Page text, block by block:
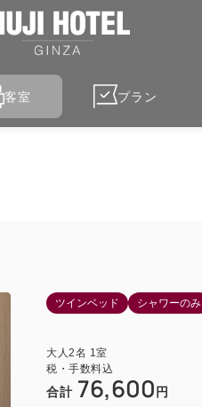
客室 プラン
ツインベッド シャワーのみ
大人2名 1室
税・手数料込
合計 76,600 円